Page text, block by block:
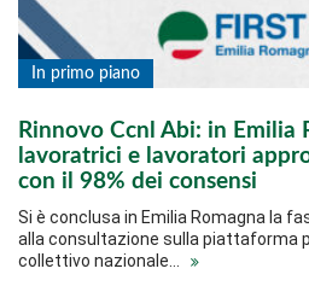
In primo piano
Rinnovo Ccnl Abi: in Emilia
lavoratrici e lavoratori
con il 98% dei consensi
Si è conclusa in Emilia Romagna la
alla consultazione sulla piattaforma
collettivo nazionale…